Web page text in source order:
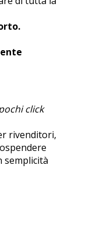
click
rivenditori,
semplicità